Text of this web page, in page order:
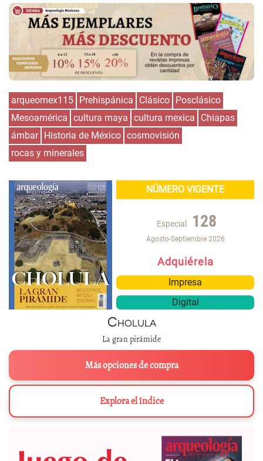
arqueomex115 Prehispánica Clásico Posclásico
Mesoamérica cultura maya cultura mexica
Chiapas
ámbar Historia de México cosmovisión
rocas y minerales
NÚMERO VIGENTE
Especial 128
Agosto-Septiembre 2026
Adquiérela
Impresa
Digital
Cholula
La gran pirámide
Más opciones de compra
Explora el índice